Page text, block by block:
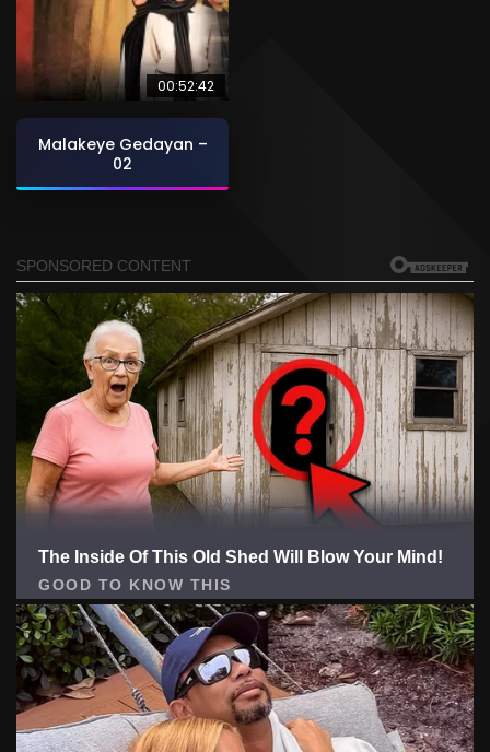
00:52:42
Malakeye Gedayan –
02